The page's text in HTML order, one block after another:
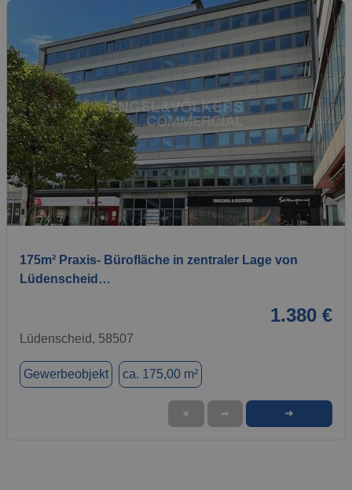
1 / 10
175m² Praxis- Bürofläche in zentraler Lage von
Lüdenscheid…
1.380 €
Lüdenscheid, 58507
Gewerbeobjekt ca. 175,00 m²
★ ➦ ➜